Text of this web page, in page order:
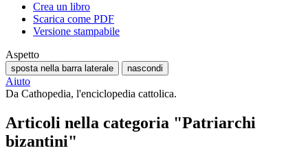
Crea un libro
Scarica come PDF
Versione stampabile
Aspetto
sposta nella barra laterale nascondi
Aiuto
Da Cathopedia, l'enciclopedia cattolica.
Articoli nella categoria "Patriarchi
bizantini"